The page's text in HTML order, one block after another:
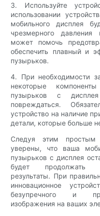
3. Используйте
использовании
мобильного дисплея
чрезмерного
может помочь
обеспечить плавный и
пузырьков.
4. При необходимости
некоторые
пузырьков с
повреждаться.
устройство на наличие
детали, которые больше
Следуя этим
уверены, что ваша
пузырьков с дисплея
будет продолжать
результаты. При
инновационное
безупречного и
изображения на ваших